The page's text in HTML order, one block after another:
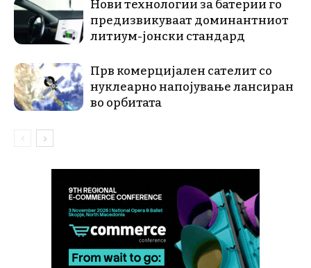
Нови технологии за батерии го
предизвикуваат доминантниот
литиум-јонски стандард
Прв комерцијален сателит со
нуклеарно напојување лансиран
во орбитата